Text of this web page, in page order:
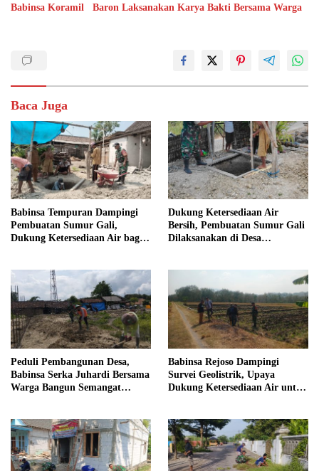
Babinsa Koramil Baron Laksanakan Karya Bakti Bersama Warga
Baca Juga
Babinsa Tempuran Dampingi
Pembuatan Sumur Gali,
Dukung Ketersediaan Air bagi
Dukung Ketersediaan Air
Bersih, Pembuatan Sumur Gali
Dilaksanakan di Desa
Peduli Pembangunan Desa,
Babinsa Serka Juhardi Bersama
Warga Bangun Semangat
Babinsa Rejoso Dampingi
Survei Geolistrik, Upaya
Dukung Ketersediaan Air untuk